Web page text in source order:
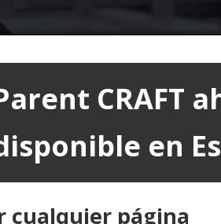
CRAFT
en
cualquier página